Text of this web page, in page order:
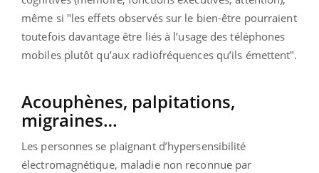
même si "les effets observés sur le bien-être pourraient
toutefois davantage être liés à l’usage des téléphones
mobiles plutôt qu’aux radiofréquences qu’ils émettent".
Acouphènes, palpitations,
migraines…
Les personnes se plaignant d’hypersensibilité
électromagnétique, maladie non reconnue par